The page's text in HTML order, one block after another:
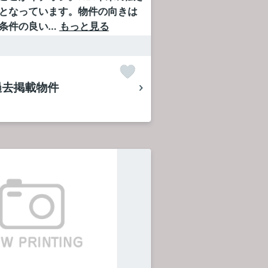
なっています。物件の向きは
件の良い... もっと見る
去掲載物件